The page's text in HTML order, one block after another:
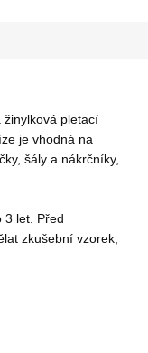
žinylková pletací
je vhodná na
šály a nákrčníky,
3 let. Před
zkušební vzorek,